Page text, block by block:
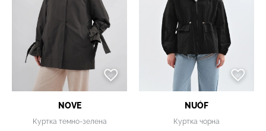
NOVE
Куртка темно-зелена
NUÓF
Куртка чорна